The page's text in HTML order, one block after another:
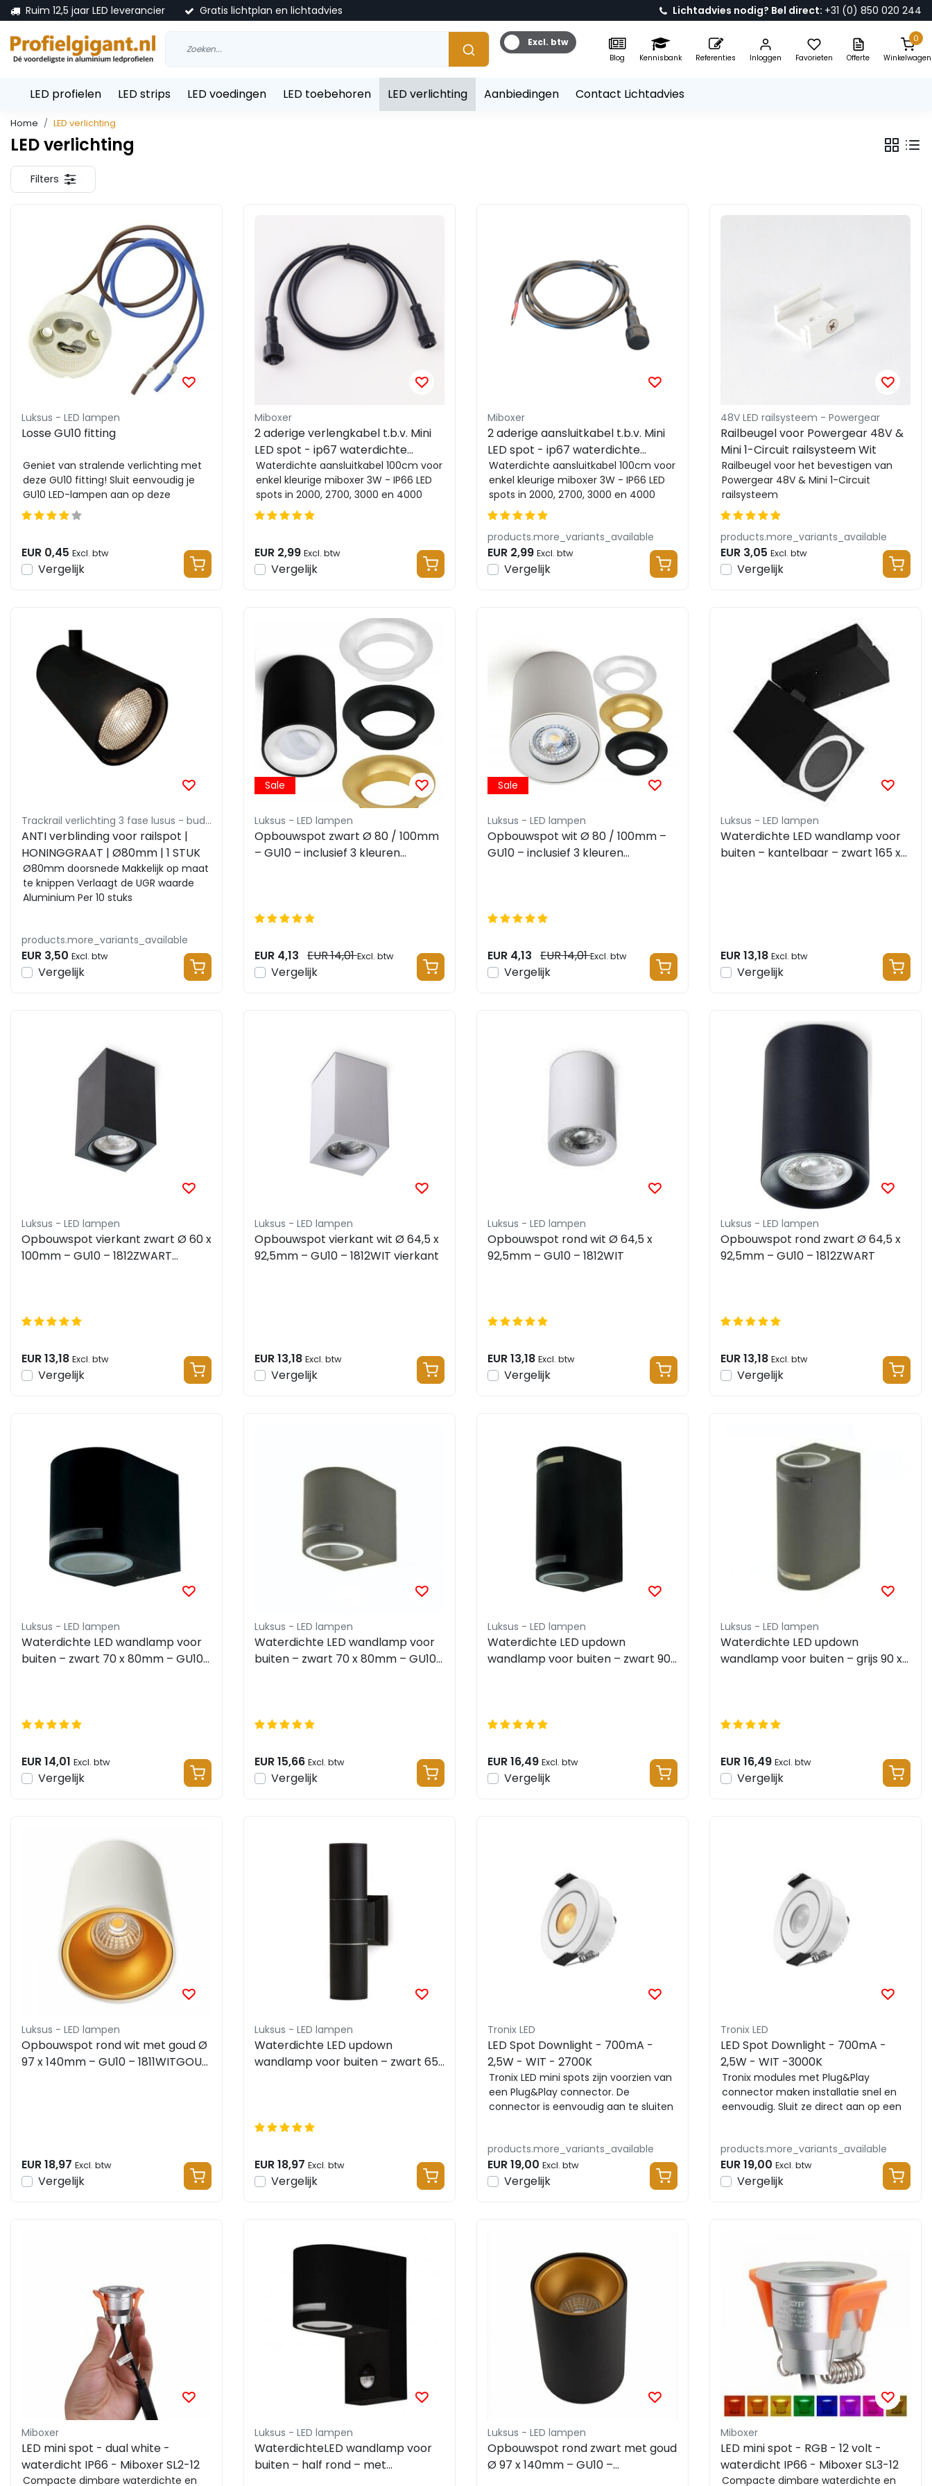
Ruim 12,5 jaar LED leverancier Gratis lichtplan en lichtadvies Lichtadvies nodig? Bel direct: +31 (0) 850 020 244
Excl. btw
Blog Kennisbank Referenties Inloggen Favorieten Offerte
0
Winkelwagen
LED profielen LED strips LED voedingen LED toebehoren LED verlichting Aanbiedingen Contact Lichtadvies
Home LED verlichting
LED verlichting
Filters
Luksus - LED lampen
Losse GU10 fitting
Geniet van stralende verlichting met
deze GU10 fitting! Sluit eenvoudig je
GU10 LED-lampen aan op deze
betrouwbare fitti...
EUR 0,45 Excl. btw
Vergelijk
Miboxer
2 aderige verlengkabel t.b.v. Mini
LED spot - ip67 waterdichte
verlengkabel - Voor SL1-12 serie
100cm - Miboxer SL2-12
Waterdichte aansluitkabel 100cm voor
enkel kleurige miboxer 3W - IP66 LED
spots in 2000, 2700, 3000 en 4000
kelvin
EUR 2,99 Excl. btw
Vergelijk
Miboxer
2 aderige aansluitkabel t.b.v. Mini
LED spot - ip67 waterdichte
verlengkabel - Voor SL1-12 serie.
100cm - AM-SP-12MN2B
Waterdichte aansluitkabel 100cm voor
enkel kleurige miboxer 3W - IP66 LED
spots in 2000, 2700, 3000 en 4000
kelvin
products.more_variants_available
EUR 2,99 Excl. btw
Vergelijk
48V LED railsysteem - Powergear
Railbeugel voor Powergear 48V &
Mini 1-Circuit railsysteem Wit
Railbeugel voor het bevestigen van
Powergear 48V & Mini 1-Circuit
railsysteem
products.more_variants_available
EUR 3,05 Excl. btw
Vergelijk
Trackrail verlichting 3 fase lusus - budget vriendelijke railverlichting
ANTI verblinding voor railspot |
HONINGGRAAT | Ø80mm | 1 STUK
Ø80mm doorsnede Makkelijk op maat
te knippen Verlaagt de UGR waarde
Aluminium Per 10 stuks
products.more_variants_available
EUR 3,50 Excl. btw
Vergelijk
Sale
Luksus - LED lampen
Opbouwspot zwart Ø 80 / 100mm
– GU10 – inclusief 3 kleuren
EUR 4,13 EUR 14,01Excl. btw
Vergelijk
Sale
Luksus - LED lampen
Opbouwspot wit Ø 80 / 100mm –
GU10 – inclusief 3 kleuren
EUR 4,13 EUR 14,01Excl. btw
Vergelijk
Luksus - LED lampen
Waterdichte LED wandlamp voor
buiten – kantelbaar – zwart 165 x
EUR 13,18 Excl. btw
Vergelijk
Luksus - LED lampen
Opbouwspot vierkant zwart Ø 60 x
100mm – GU10 – 1812ZWART
EUR 13,18 Excl. btw
Vergelijk
Luksus - LED lampen
Opbouwspot vierkant wit Ø 64,5 x
92,5mm – GU10 – 1812WIT vierkant
EUR 13,18 Excl. btw
Vergelijk
Luksus - LED lampen
Opbouwspot rond wit Ø 64,5 x
92,5mm – GU10 – 1812WIT
EUR 13,18 Excl. btw
Vergelijk
Luksus - LED lampen
Opbouwspot rond zwart Ø 64,5 x
92,5mm – GU10 – 1812ZWART
EUR 13,18 Excl. btw
Vergelijk
Luksus - LED lampen
Waterdichte LED wandlamp voor
buiten – zwart 70 x 80mm – GU10
EUR 14,01 Excl. btw
Vergelijk
Luksus - LED lampen
Waterdichte LED wandlamp voor
buiten – zwart 70 x 80mm – GU10
EUR 15,66 Excl. btw
Vergelijk
Luksus - LED lampen
Waterdichte LED updown
wandlamp voor buiten – zwart 90
EUR 16,49 Excl. btw
Vergelijk
Luksus - LED lampen
Waterdichte LED updown
wandlamp voor buiten – grijs 90 x
EUR 16,49 Excl. btw
Vergelijk
Luksus - LED lampen
Opbouwspot rond wit met goud Ø
97 x 140mm – GU10 – 1811WITGOUD
EUR 18,97 Excl. btw
Vergelijk
Luksus - LED lampen
Waterdichte LED updown
wandlamp voor buiten – zwart 65
EUR 18,97 Excl. btw
Vergelijk
Tronix LED
LED Spot Downlight - 700mA -
2,5W - WIT - 2700K
Tronix LED mini spots zijn voorzien van
een Plug&Play connector. De
connector is eenvoudig aan te sluiten
products.more_variants_available
EUR 19,00 Excl. btw
Vergelijk
Tronix LED
LED Spot Downlight - 700mA -
2,5W - WIT -3000K
Tronix modules met Plug&Play
connector maken installatie snel en
eenvoudig. Sluit ze direct aan op een
products.more_variants_available
EUR 19,00 Excl. btw
Vergelijk
Miboxer
LED mini spot - dual white -
waterdicht IP66 - Miboxer SL2-12
Compacte dimbare waterdichte en
Luksus - LED lampen
WaterdichteLED wandlamp voor
buiten – half rond – met
Luksus - LED lampen
Opbouwspot rond zwart met goud
Ø 97 x 140mm – GU10 –
Miboxer
LED mini spot - RGB - 12 volt -
waterdicht IP66 - Miboxer SL3-12
Compacte dimbare waterdichte en